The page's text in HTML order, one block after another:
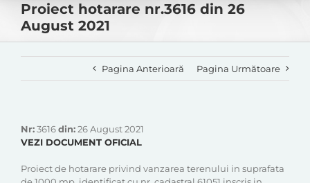
Proiect hotarare nr.3616 din 26
August 2021
Pagina Anterioară Pagina Următoare
Nr:3616din:26 August 2021
VEZI DOCUMENT OFICIAL
Proiect de hotarare privind vanzarea terenului in suprafata